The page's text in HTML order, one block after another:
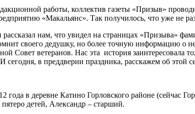
работы, коллектив газеты «Призыв»
«Макальянс». Так получилось, что уже не
нам, что увидел на страницах «Призыва»
своего дедушку, но более точную информацию о
Совет ветеранов. Нас эта история
в преддверии праздника, расскажем об этой
года в деревне Катино Горловского районе (сейчас
детей, Александр – старший.